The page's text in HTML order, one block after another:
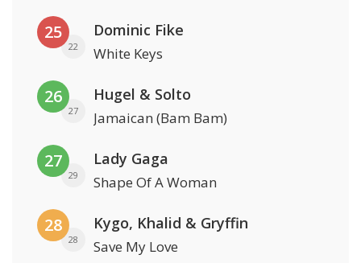
25
22
Dominic Fike
White Keys
26
27
Hugel & Solto
Jamaican (Bam Bam)
27
29
Lady Gaga
Shape Of A Woman
28
28
Kygo, Khalid & Gryffin
Save My Love